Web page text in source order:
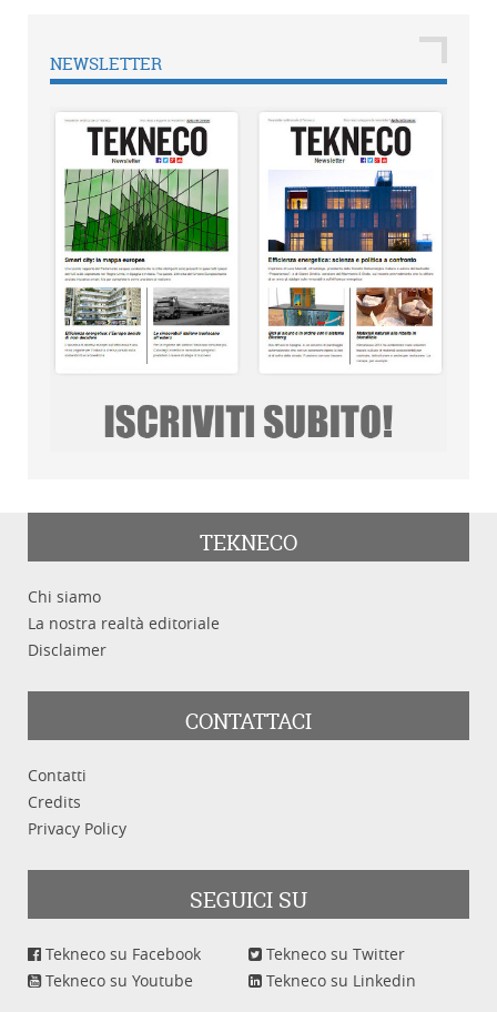
NEWSLETTER
TEKNECO
Chi siamo
La nostra realtà editoriale
Disclaimer
CONTATTACI
Contatti
Credits
Privacy Policy
SEGUICI SU
Tekneco su Facebook
Tekneco su Twitter
Tekneco su Youtube
Tekneco su Linkedin